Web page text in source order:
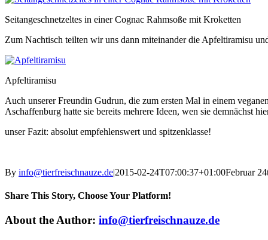
Seitangeschnetzeltes in einer Cognac Rahmsoße mit Kroketten
Zum Nachtisch teilten wir uns dann miteinander die Apfeltiramisu
Apfeltiramisu
Auch unserer Freundin Gudrun, die zum ersten Mal in einem
Aschaffenburg hatte sie bereits mehrere Ideen, wen sie demnächst
unser Fazit: absolut empfehlenswert und spitzenklasse!
By info@tierfreischnauze.de|2015-02-24T07:00:37+01:00Februar
Share This Story, Choose Your Platform!
Facebook
X
Reddit
LinkedIn
Tumblr
Pinterest
Vk
Email
About the Author: info@tierfreischnauze.de